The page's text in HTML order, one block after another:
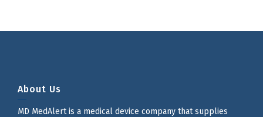
About Us
MD MedAlert is a medical device company that supplies